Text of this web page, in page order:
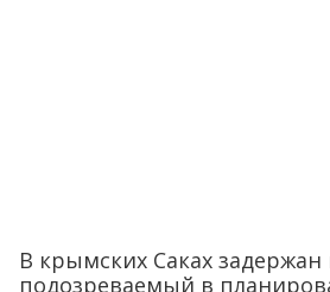
В крымских Саках
подозреваемый в